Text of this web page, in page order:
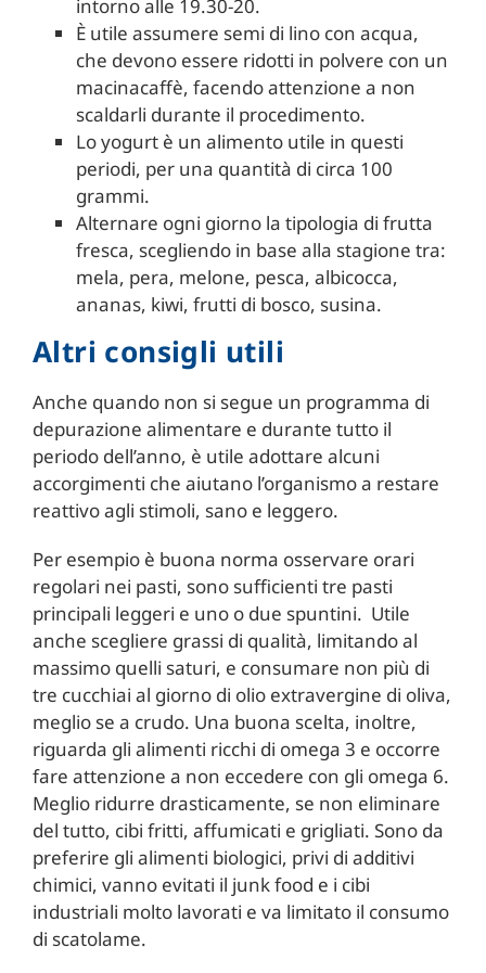
intorno alle 19.30-20.
È utile assumere semi di lino con acqua,
che devono essere ridotti in polvere con un
macinacaffè, facendo attenzione a non
scaldarli durante il procedimento.
Lo yogurt è un alimento utile in questi
periodi, per una quantità di circa 100
grammi.
Alternare ogni giorno la tipologia di frutta
fresca, scegliendo in base alla stagione tra:
mela, pera, melone, pesca, albicocca,
ananas, kiwi, frutti di bosco, susina.
Altri consigli utili
Anche quando non si segue un programma di
depurazione alimentare e durante tutto il
periodo dell’anno, è utile adottare alcuni
accorgimenti che aiutano l’organismo a restare
reattivo agli stimoli, sano e leggero.
Per esempio è buona norma osservare orari
regolari nei pasti, sono sufficienti tre pasti
principali leggeri e uno o due spuntini. Utile
anche scegliere grassi di qualità, limitando al
massimo quelli saturi, e consuma­re non più di
tre cucchiai al giorno di olio extravergine di oliva,
meglio se a crudo. Una buona scelta, inoltre,
riguarda gli alimenti ricchi di omega 3 e occorre
fare attenzione a non eccedere con gli omega 6.
Meglio ridurre drasticamente, se non eliminare
del tutto, cibi fritti, affumicati e grigliati. Sono da
preferire gli alimenti biologici, privi di additivi
chimici, vanno evitati il junk food e i cibi
industriali molto lavorati e va limitato il consumo
di sca­tolame.